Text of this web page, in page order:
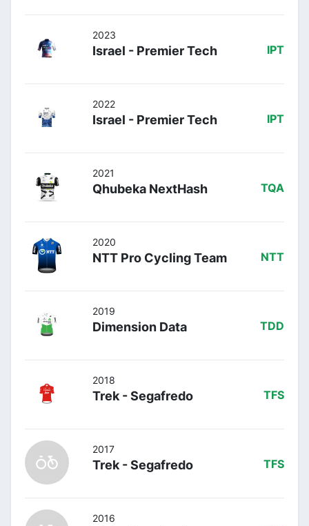
2023
Israel - Premier Tech IPT
2022
Israel - Premier Tech IPT
2021
Qhubeka NextHash TQA
2020
NTT Pro Cycling Team NTT
2019
Dimension Data TDD
2018
Trek - Segafredo TFS
2017
Trek - Segafredo TFS
2016